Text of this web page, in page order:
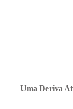
Uma Deriva